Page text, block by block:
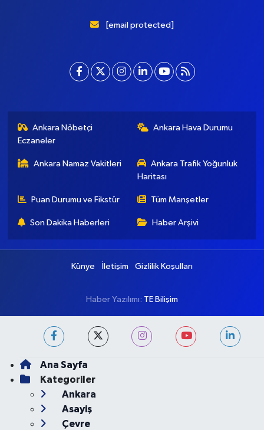
[email protected]
Ankara Nöbetçi
Eczaneler
Ankara Hava Durumu
Ankara Namaz Vakitleri
Ankara Trafik Yoğunluk
Haritası
Puan Durumu ve Fikstür Tüm Manşetler
Son Dakika Haberleri Haber Arşivi
Künye İletişim Gizlilik Koşulları
Haber Yazılımı: TE Bilişim
Ana Sayfa
Kategoriler
Ankara
Asayiş
Çevre